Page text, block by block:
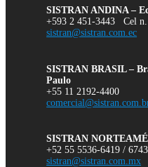
SISTRAN ANDINA –
+593 2 451-3443 Cel
sistran@sistran.com.ec
SISTRAN BRASIL –
Paulo
+55 11 2192-4400
SISTRAN
+52 55 5536-6419 /
sistran@sistran.com.mx